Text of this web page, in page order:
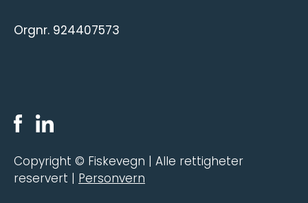
Orgnr. 924407573
Copyright © Fiskevegn | Alle rettigheter
reservert | Personvern